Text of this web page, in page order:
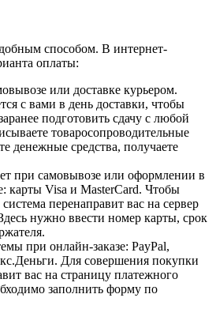
способом. В интернет-
оплаты:
или доставке курьером.
с вами в день доставки, чтобы
подготовить сдачу с любой
товаросопроводительные
денежные средства, получаете
при самовывозе или оформлении в
карты Visa и MasterCard. Чтобы
перенаправит вас на сервер
нужно ввести номер карты, срок
при онлайн-заказе: PayPal,
Для совершения покупки
вас на страницу платежного
заполнить форму по